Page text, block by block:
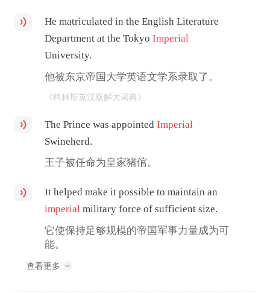
He matriculated in the English Literature
Department at the TokyoImperial
University.
他被东京帝国大学英语文学系录取了。
《柯林斯英汉双解大词典》
The Prince was appointedImperial
Swineherd.
王子被任命为皇家猪倌。
It helped make it possible to maintain an
imperial military force of sufficient size.
它使保持足够规模的帝国军事力量成为可
能。
查看更多